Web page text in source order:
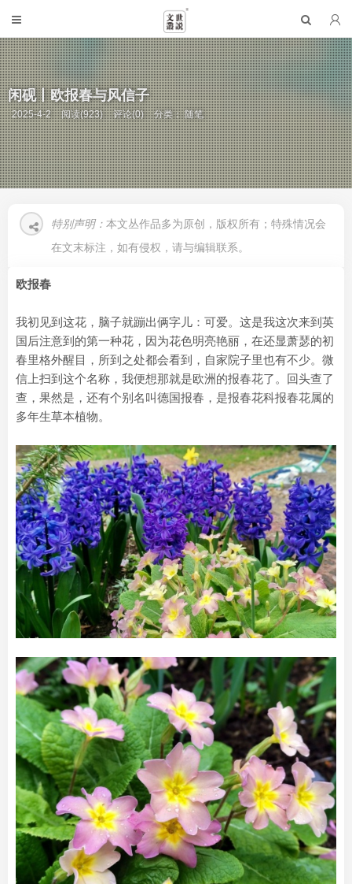
闲砚丨欧报春与风信子
2025-4-2 阅读(923) 评论(0) 分类：随笔
特别声明： 本文丛作品多为原创，版权所有；特殊情况会
在文末标注，如有侵权，请与编辑联系。
欧报春
我初见到这花，脑子就蹦出俩字儿：可爱。这是我这次来到英
国后注意到的第一种花，因为花色明亮艳丽，在还显萧瑟的初
春里格外醒目，所到之处都会看到，自家院子里也有不少。微
信上扫到这个名称，我便想那就是欧洲的报春花了。回头查了
查，果然是，还有个别名叫德国报春，是报春花科报春花属的
多年生草本植物。